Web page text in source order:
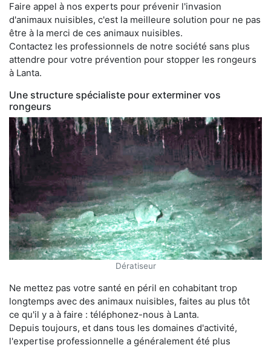
Faire appel à nos experts pour prévenir l'invasion
d'animaux nuisibles, c'est la meilleure solution pour ne pas
être à la merci de ces animaux nuisibles.
Contactez les professionnels de notre société sans plus
attendre pour votre prévention pour stopper les rongeurs
à Lanta.
Une structure spécialiste pour exterminer vos
rongeurs
Dératiseur
Ne mettez pas votre santé en péril en cohabitant trop
longtemps avec des animaux nuisibles, faites au plus tôt
ce qu'il y a à faire : téléphonez-nous à Lanta.
Depuis toujours, et dans tous les domaines d'activité,
l'expertise professionnelle a généralement été plus